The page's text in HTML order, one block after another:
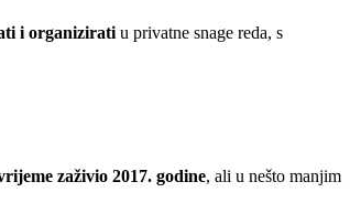
i organizirati u privatne snage reda, s
zaživio 2017. godine, ali u nešto manjim